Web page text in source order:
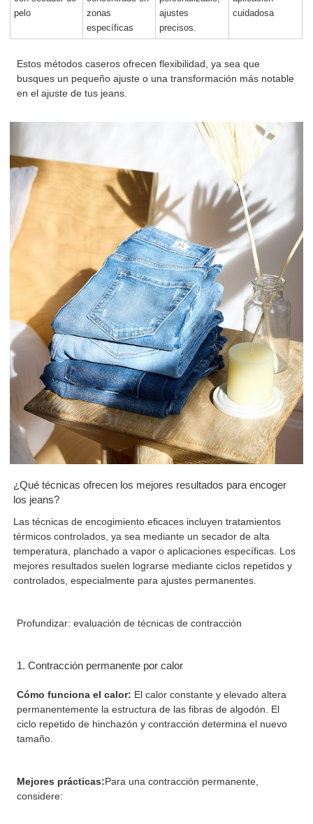
pelo
zonas
específicas
ajustes
precisos.
cuidadosa
Estos métodos caseros ofrecen flexibilidad, ya sea que
busques un pequeño ajuste o una transformación más notable
en el ajuste de tus jeans.
¿Qué técnicas ofrecen los mejores resultados para encoger
los jeans?
Las técnicas de encogimiento eficaces incluyen tratamientos
térmicos controlados, ya sea mediante un secador de alta
temperatura, planchado a vapor o aplicaciones específicas. Los
mejores resultados suelen lograrse mediante ciclos repetidos y
controlados, especialmente para ajustes permanentes.
Profundizar: evaluación de técnicas de contracción
1. Contracción permanente por calor
Cómo funciona el calor: El calor constante y elevado altera
permanentemente la estructura de las fibras de algodón. El
ciclo repetido de hinchazón y contracción determina el nuevo
tamaño.
Mejores prácticas:Para una contracción permanente,
considere: